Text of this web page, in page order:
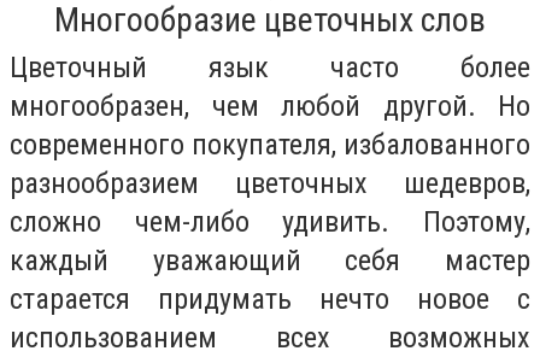
Многообразие цветочных слов
Цветочный язык часто более
многообразен, чем любой другой. Но
современного покупателя, избалованного
разнообразием цветочных шедевров,
сложно чем-либо удивить. Поэтому,
каждый уважающий себя мастер
старается придумать нечто новое с
использованием всех возможных